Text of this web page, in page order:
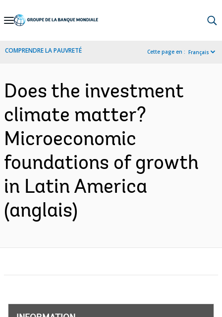
Skip
Navigation
COMPRENDRE LA PAUVRETÉ Cette page en : Français
Does the investment
climate matter?
Microeconomic
foundations of growth
in Latin America
(anglais)